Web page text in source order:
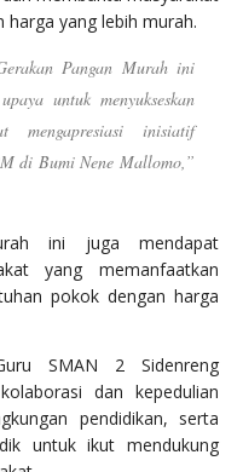
yang lebih murah.
Pangan Murah ini
untuk menyukseskan
mengapresiasi inisiatif
di Bumi Nene Mallomo,”
ini juga mendapat
yang memanfaatkan
pokok dengan harga
SMAN 2 Sidenreng
dan kepedulian
pendidikan, serta
untuk ikut mendukung